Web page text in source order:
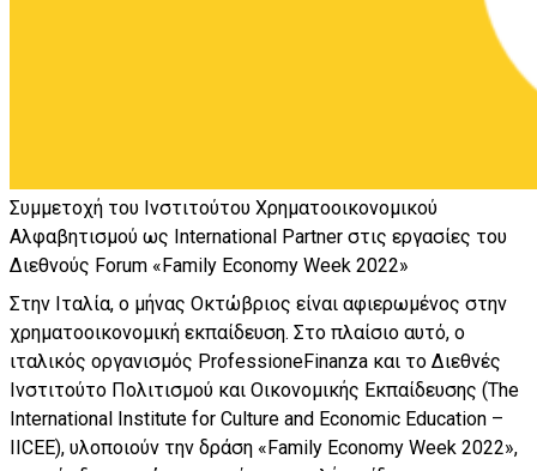
Συμμετοχή του Ινστιτούτου Χρηματοοικονομικού
Αλφαβητισμού ως International Partner στις εργασίες του
Διεθνούς Forum «Family Economy Week 2022»
Στην Ιταλία, ο μήνας Οκτώβριος είναι αφιερωμένος στην
χρηματοοικονομική εκπαίδευση. Στο πλαίσιο αυτό, ο
ιταλικός οργανισμός ProfessioneFinanza και το Διεθνές
Ινστιτούτο Πολιτισμού και Oικονομικής Εκπαίδευσης (Τhe
International Institute for Culture and Economic Education –
IICEE), υλοποιούν την δράση «Family Economy Week 2022»,